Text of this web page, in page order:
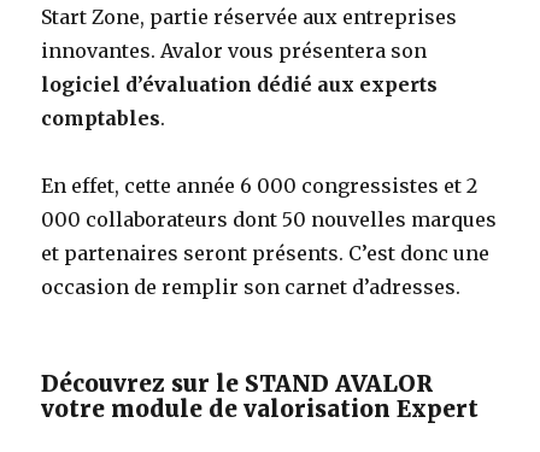
Start Zone, partie réservée aux entreprises
innovantes. Avalor vous présentera son
logiciel d’évaluation dédié aux experts
comptables.
En effet, cette année 6 000 congressistes et 2
000 collaborateurs dont 50 nouvelles marques
et partenaires seront présents. C’est donc une
occasion de remplir son carnet d’adresses.
Découvrez sur le STAND AVALOR
votre module de valorisation Expert